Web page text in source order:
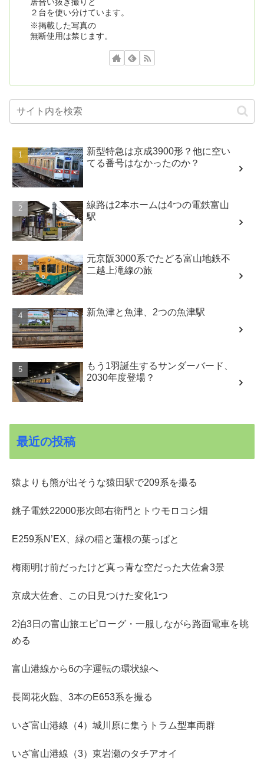
２台を使い分けています。
※掲載した写真の
無断使用は禁じます。
新型特急は京成3900形？他に空い
てる番号はなかったのか？
線路は2本ホームは4つの電鉄富山
駅
元京阪3000系でたどる富山地鉄不
二越上滝線の旅
新魚津と魚津、2つの魚津駅
もう1羽誕生するサンダーバード、
2030年度登場？
最近の投稿
猿よりも熊が出そうな猿田駅で209系を撮る
銚子電鉄22000形次郎右衛門とトウモロコシ畑
E259系N’EX、緑の稲と蓮根の葉っぱと
梅雨明け前だったけど真っ青な空だった大佐倉3景
京成大佐倉、この日見つけた変化1つ
2泊3日の富山旅エピローグ・一服しながら路面電車を眺
める
富山港線から6の字運転の環状線へ
長岡花火臨、3本のE653系を撮る
いざ富山港線（4）城川原に集うトラム型車両群
いざ富山港線（3）東岩瀬のタチアオイ